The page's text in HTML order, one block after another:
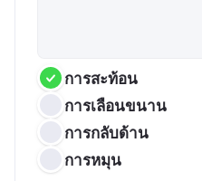
การสะท้อน
การเลือนขนาน
การกลับด้าน
การหมุน